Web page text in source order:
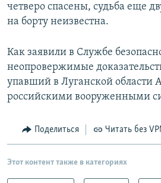
четверо спасены, судьба еще
на борту неизвестна.
Как заявили в Службе
неопровержимые
упавший в Луганской области
российскими вооруженными
Поделиться Читать без
Этот контент также в категориях